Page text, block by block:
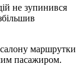
не зупинився
маршрутки
пасажиром.